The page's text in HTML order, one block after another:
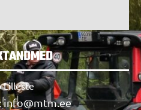
Lilleste
info@mtm.ee